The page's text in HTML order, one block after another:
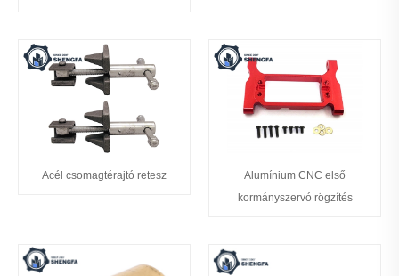
Acél csomagtérajtó retesz
Alumínium CNC első
kormányszervó rögzítés